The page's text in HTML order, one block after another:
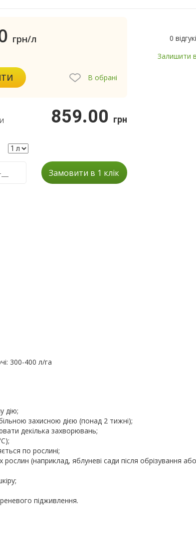
грн/л
В обрані
859.00 грн
0
Залишити
Замовити в 1 клік
300-400 л/га
дію;
захисною дією (понад 2 тижні);
декілька захворювань;
по рослині;
(наприклад, яблуневі сади після обрізування або
підживлення.